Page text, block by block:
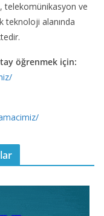
telekomünikasyon ve
teknoloji alanında
öğrenmek için: